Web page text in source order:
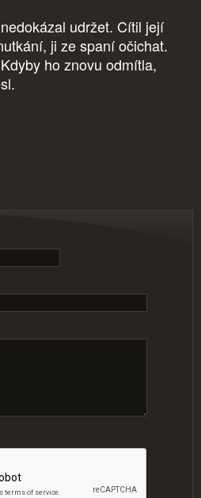
udržet. Cítil její
ji ze spaní očichat.
ho znovu odmítla,